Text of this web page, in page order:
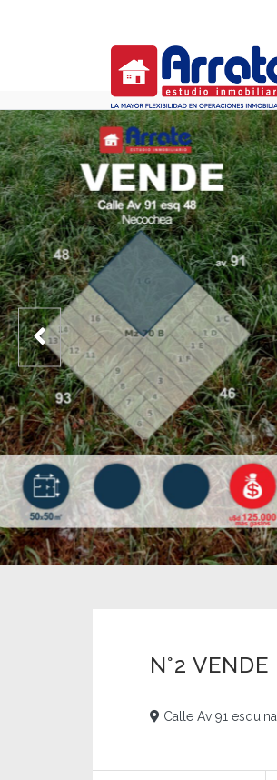
N°2 VENDE
Calle Av 91